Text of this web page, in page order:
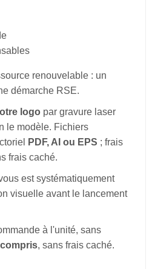
renouvelable : un
démarche RSE.
logo par gravure laser
le modèle. Fichiers
PDF, AI ou EPS ; frais
frais caché.
est systématiquement
visuelle avant le lancement
à l'unité, sans
, sans frais caché.